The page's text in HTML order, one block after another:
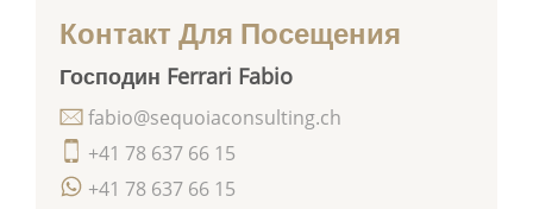
Контакт Для Посещения
Господин Ferrari Fabio
+41 78 637 66 15
+41 78 637 66 15
fabio@sequoiaconsulting.ch